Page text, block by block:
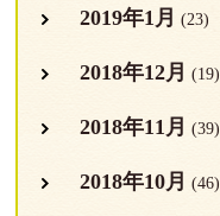
2019年1月 (23)
2018年12月 (19)
2018年11月 (39)
2018年10月 (46)